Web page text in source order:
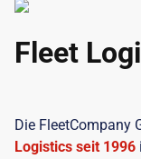
Fleet
Die FleetCompany
Logistics seit 1996